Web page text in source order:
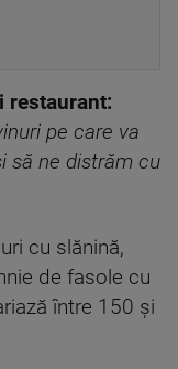
restaurant:
pe care va
să ne distrăm cu
cu slănină,
de fasole cu
între 150 și